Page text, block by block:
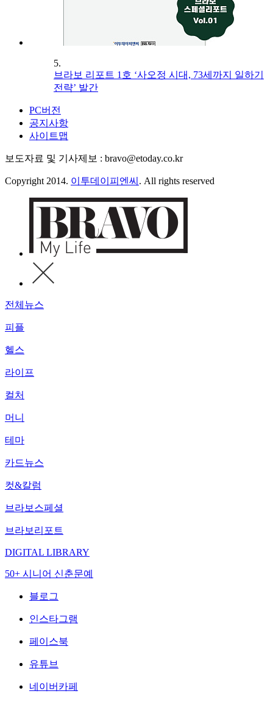
5.
브라보 리포트 1호 ‘사오정 시대, 73세까지 일하기
전략’ 발간
PC버전
공지사항
사이트맵
보도자료 및 기사제보 : bravo@etoday.co.kr
Copyright 2014. 이투데이피엔씨 . All rights reserved
전체뉴스
피플
헬스
라이프
컬처
머니
테마
카드뉴스
컷&칼럼
브라보스페셜
브라보리포트
DIGITAL LIBRARY
50+ 시니어 신춘문예
블로그
인스타그램
페이스북
유튜브
네이버카페